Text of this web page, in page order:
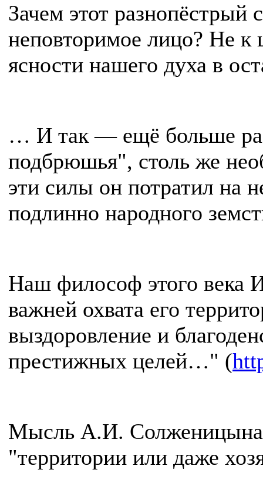
Зачем этот
неповторимое лицо? Не
ясности нашего духа в
… И так — ещё больше
под­брюшья", столь же
эти силы он потратил на
подлинно народного
Наш философ этого века
важней охвата его
выздоровление и
престижных целей…" (
Мысль А.И. Солженицына
"территории или даже